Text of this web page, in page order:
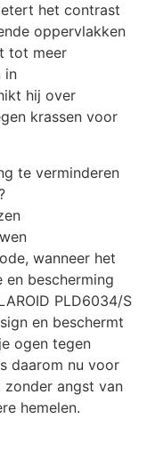
het contrast
oppervlakken
tot meer
in
hij over
krassen voor
te verminderen
wanneer het
bescherming
PLD6034/S
en beschermt
ogen tegen
daarom nu voor
zonder angst van
hemelen.